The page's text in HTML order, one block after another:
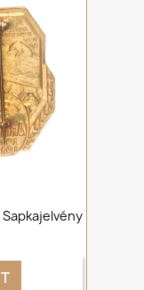
Sapkajelvény